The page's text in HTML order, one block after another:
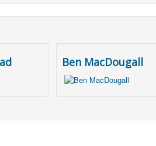
Ben MacDougall